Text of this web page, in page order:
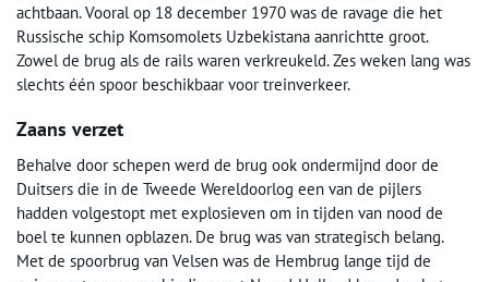
achtbaan. Vooral op 18 december 1970 was de ravage die het
Russische schip Komsomolets Uzbekistana aanrichtte groot.
Zowel de brug als de rails waren verkreukeld. Zes weken lang was
slechts één spoor beschikbaar voor treinverkeer.
Zaans verzet
Behalve door schepen werd de brug ook ondermijnd door de
Duitsers die in de Tweede Wereldoorlog een van de pijlers
hadden volgestopt met explosieven om in tijden van nood de
boel te kunnen opblazen. De brug was van strategisch belang.
Met de spoorbrug van Velsen was de Hembrug lange tijd de